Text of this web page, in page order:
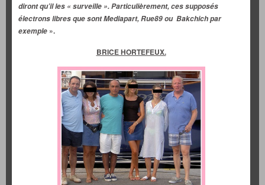
diront qu’il les « surveille ». Particulièrement, ces supposés
électrons libres que sont Mediapart, Rue89 ou Bakchich par
exemple ».
BRICE HORTEFEUX.